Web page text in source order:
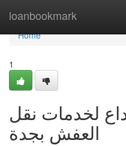
loanbookmark
Home
Home
1
لخدمات نقل
العفش بجدة